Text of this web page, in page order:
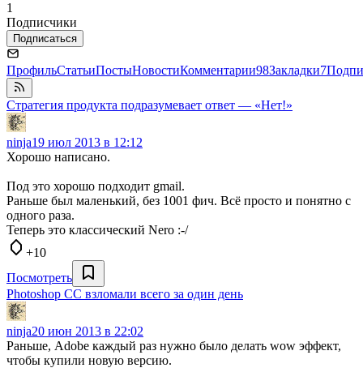
1
Подписчики
Подписаться
ПрофильСтатьиПостыНовостиКомментарии98Закладки7
Стратегия продукта подразумевает ответ — «Нет!»
ninja19 июл 2013 в 12:12
Хорошо написано.
Под это хорошо подходит gmail.
Раньше был маленький, без 1001 фич. Всё просто и понятно с
одного раза.
Теперь это классический Nero :-/
+10
Посмотреть
Photoshop CC взломали всего за один день
ninja20 июн 2013 в 22:02
Раньше, Adobe каждый раз нужно было делать wow эффект,
чтобы купили новую версию.